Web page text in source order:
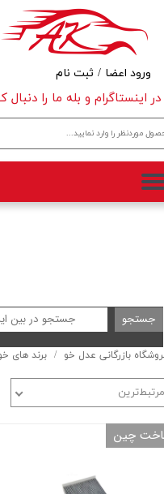
در اینستاگرام و بله ما را دنبال
ورود اعضا / ثبت نام
حساب کاربری من
تغییر گذر واژه
سفارشات
خروج از حساب کاربری
بازرگانی عدل خو برند های
مرتبط‌ترین
چین
جستجو